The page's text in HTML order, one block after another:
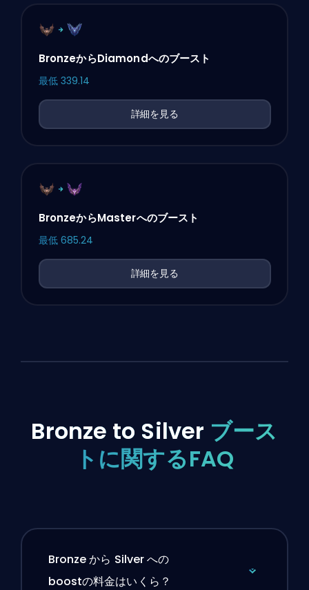
BronzeからDiamondへのブースト
最低 339.14
詳細を見る
BronzeからMasterへのブースト
最低 685.24
詳細を見る
Bronze to Silver ブース
トに関するFAQ
Bronze から Silver への
boostの料金はいくら？